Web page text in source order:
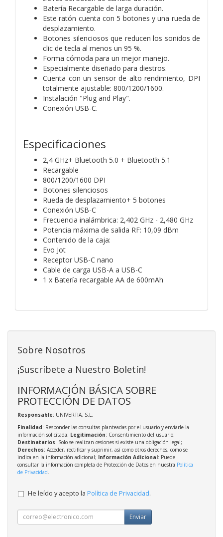
Batería Recargable de larga duración.
Este ratón cuenta con 5 botones y una rueda de
desplazamiento.
Botones silenciosos que reducen los sonidos de
clic de tecla al menos un 95 %.
Forma cómoda para un mejor manejo.
Especialmente diseñado para diestros.
Cuenta con un sensor de alto rendimiento, DPI
totalmente ajustable: 800/1200/1600.
Instalación "Plug and Play".
Conexión USB-C.
Especificaciones
2,4 GHz+ Bluetooth 5.0 + Bluetooth 5.1
Recargable
800/1200/1600 DPI
Botones silenciosos
Rueda de desplazamiento+ 5 botones
Conexión USB-C
Frecuencia inalámbrica: 2,402 GHz - 2,480 GHz
Potencia máxima de salida RF: 10,09 dBm
Contenido de la caja:
Evo Jot
Receptor USB-C nano
Cable de carga USB-A a USB-C
1 x Batería recargable AA de 600mAh
Sobre Nosotros
¡Suscríbete a Nuestro Boletín!
INFORMACIÓN BÁSICA SOBRE
PROTECCIÓN DE DATOS
Responsable: UNIVERTIA, S.L.
Finalidad: Responder las consultas planteadas por el usuario y enviarle la
información solicitada; Legitimación: Consentimiento del usuario;
Destinatarios: Solo se realizan cesiones si existe una obligación legal;
Derechos: Acceder, rectificar y suprimir, así como otros derechos, como se
indica en la información adicional; Información Adicional: Puede
consultar la información completa de Protección de Datos en nuestra Política
de Privacidad
He leído y acepto la Política de Privacidad.
Enviar